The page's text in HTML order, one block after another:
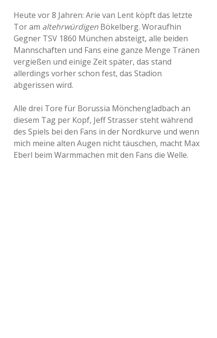
Heute vor 8 Jahren: Arie van Lent köpft das letzte
Tor am altehrwürdigen Bökelberg. Woraufhin
Gegner TSV 1860 München absteigt, alle beiden
Mannschaften und Fans eine ganze Menge Tränen
vergießen und einige Zeit später, das stand
allerdings vorher schon fest, das Stadion
abgerissen wird.
Alle drei Tore für Borussia Mönchengladbach an
diesem Tag per Kopf, Jeff Strasser steht während
des Spiels bei den Fans in der Nordkurve und wenn
mich meine alten Augen nicht täuschen, macht Max
Eberl beim Warmmachen mit den Fans die Welle.